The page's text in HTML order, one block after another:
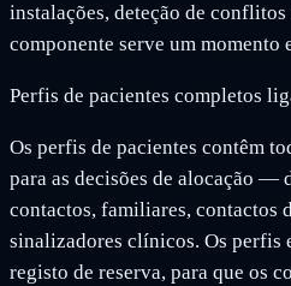
instalações, deteção de
componente serve um momento
Perfis de pacientes completos
Os perfis de pacientes contêm
para as decisões de alocação —
contactos, familiares, contactos
sinalizadores clínicos. Os perfis
registo de reserva, para que os